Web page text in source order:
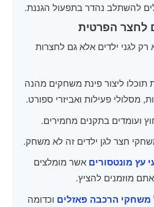
להשתלב נהדר בתפעול הגננת.
לחצר הפרטית
לגני ילדים אלא גם לחצרות
תוכלו ליצור פינת משחקים מהנה
מסלולי פעילות ואביזרי ספורט.
ועומדים בתקנים מחמירים.
חצר לגן ילדים זה לא משחק.
עץ מונטסורים אשר מומלצים
מוזמנים להציץ.
משחקי הרכבה פאזלים וכדומה